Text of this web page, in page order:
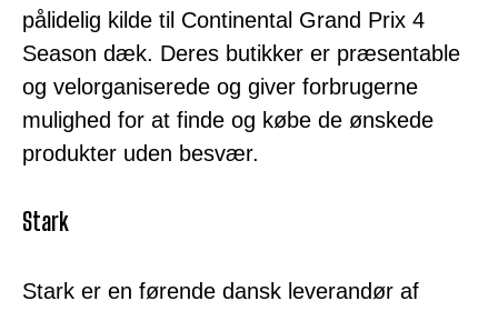
pålidelig kilde til Continental Grand Prix 4
Season dæk. Deres butikker er præsentable
og velorganiserede og giver forbrugerne
mulighed for at finde og købe de ønskede
produkter uden besvær.
Stark
Stark er en førende dansk leverandør af